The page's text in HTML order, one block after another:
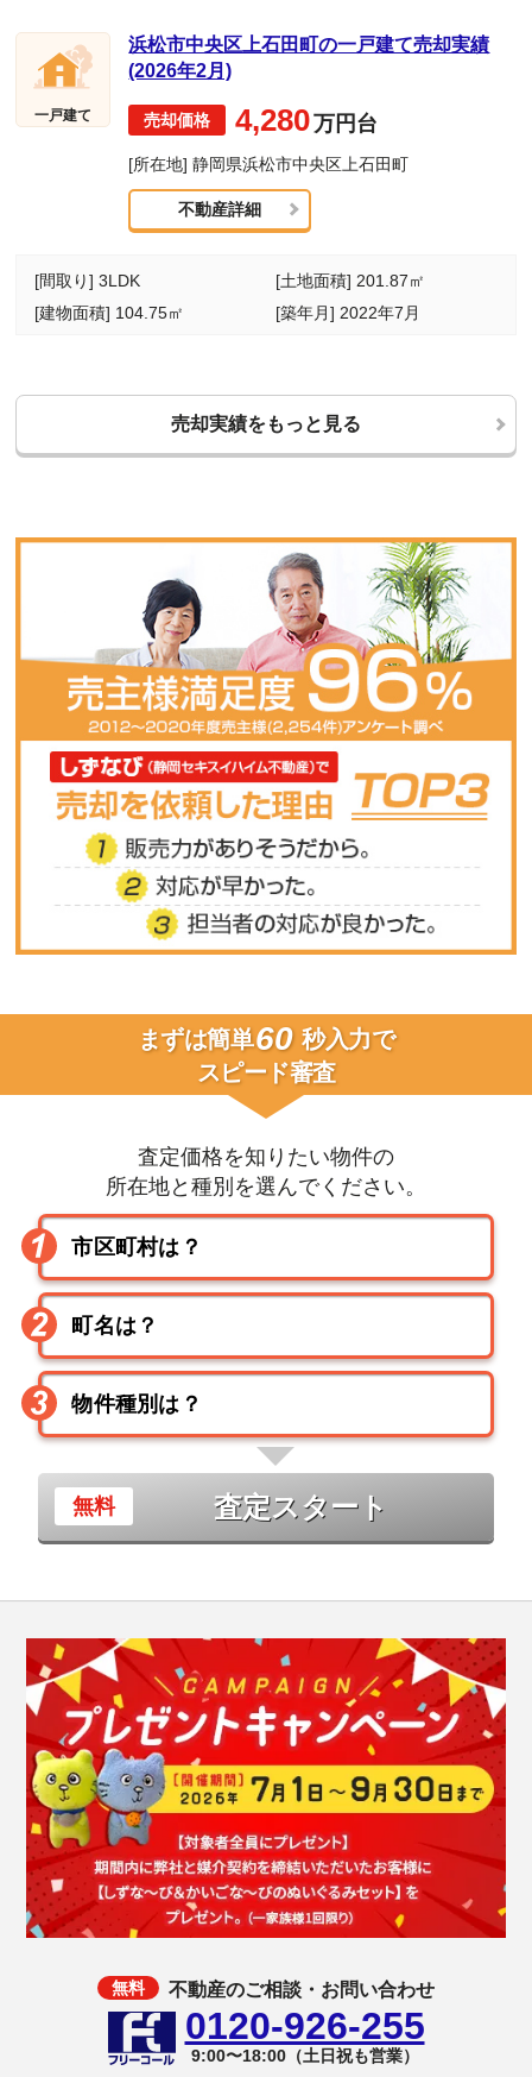
一戸建て
浜松市中央区上石田町の一戸建て売却実績
(2026年2月)
4,280万円台
[所在地] 静岡県浜松市中央区上石田町
不動産詳細
[間取り] 3LDK
[土地面積] 201.87㎡
[建物面積] 104.75㎡
[築年月] 2022年7月
売却実績をもっと見る
まずは簡単60 秒入力で
スピード審査
査定価格を知りたい物件の
所在地と種別を選んでください。
査定スタート
不動産のご相談・お問い合わせ
0120-926-255
9:00〜18:00（土日祝も営業）